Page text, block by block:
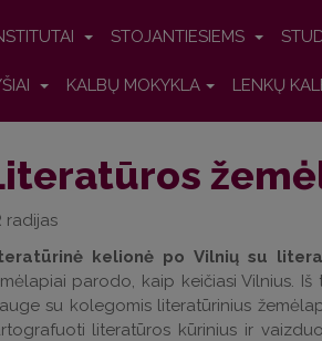
STOJANTIESIEMS
KALBŲ MOKYKLA LENKŲ
radijas
kelionė po Vilnių su
parodo, kaip keičiasi Vilnius. Iš
su kolegomis literatūrinius
literatūros kūrinius ir